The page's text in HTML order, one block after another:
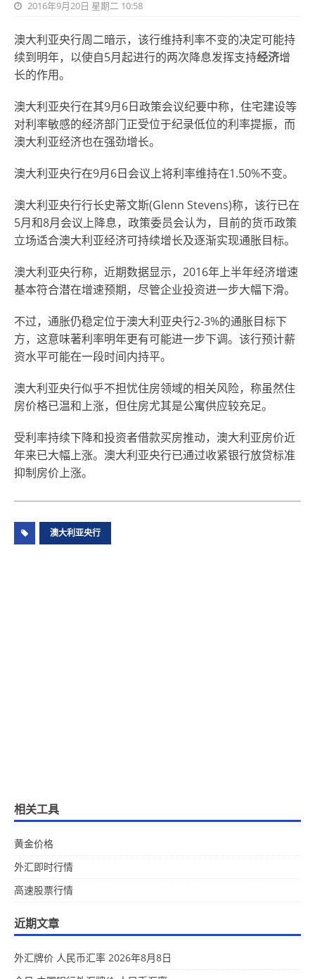
2016年9月20日 星期二 10:58
澳大利亚央行周二暗示，该行维持利率不变的决定可能持
续到明年，以使自5月起进行的两次降息发挥支持经济增
长的作用。
澳大利亚央行在其9月6日政策会议纪要中称，住宅建设等
对利率敏感的经济部门正受位于纪录低位的利率提振，而
澳大利亚经济也在强劲增长。
澳大利亚央行在9月6日会议上将利率维持在1.50%不变。
澳大利亚央行行长史蒂文斯(Glenn Stevens)称，该行已在
5月和8月会议上降息，政策委员会认为，目前的货币政策
立场适合澳大利亚经济可持续增长及逐渐实现通胀目标。
澳大利亚央行称，近期数据显示，2016年上半年经济增速
基本符合潜在增速预期，尽管企业投资进一步大幅下滑。
不过，通胀仍稳定位于澳大利亚央行2-3%的通胀目标下
方，这意味著利率明年更有可能进一步下调。该行预计薪
资水平可能在一段时间内持平。
澳大利亚央行似乎不担忧住房领域的相关风险，称虽然住
房价格已温和上涨，但住房尤其是公寓供应较充足。
受利率持续下降和投资者借款买房推动，澳大利亚房价近
年来已大幅上涨。澳大利亚央行已通过收紧银行放贷标准
抑制房价上涨。
澳大利亚央行
相关工具
黄金价格
外汇即时行情
高速股票行情
近期文章
外汇牌价 人民币汇率 2026年8月8日